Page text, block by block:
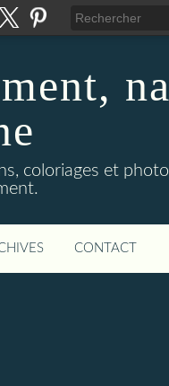
coloriages et
CONTACT